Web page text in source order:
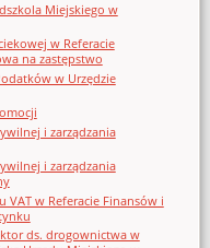
Miejskiego w
w Referacie
na zastępstwo
w Urzędzie
i zarządzania
i zarządzania
w Referacie Finansów i
ds. drogownictwa w